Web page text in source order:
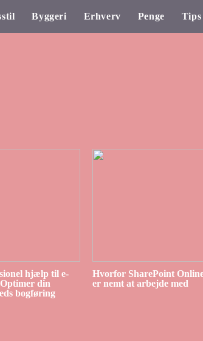
Byggeri Erhverv Penge Tips
hjælp til e-
din
bogføring
Hvorfor SharePoint
er nemt at arbejde med